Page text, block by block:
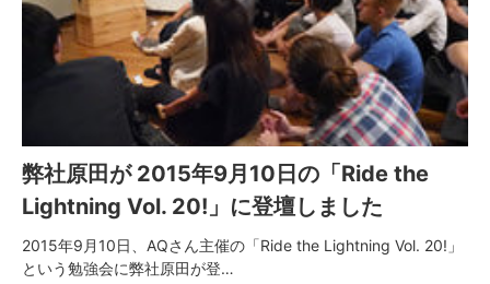
弊社原田が 2015年9月10日の「Ride the
Lightning Vol. 20!」に登壇しました
2015年9月10日、AQさん主催の「Ride the Lightning Vol. 20!」
という勉強会に弊社原田が登…